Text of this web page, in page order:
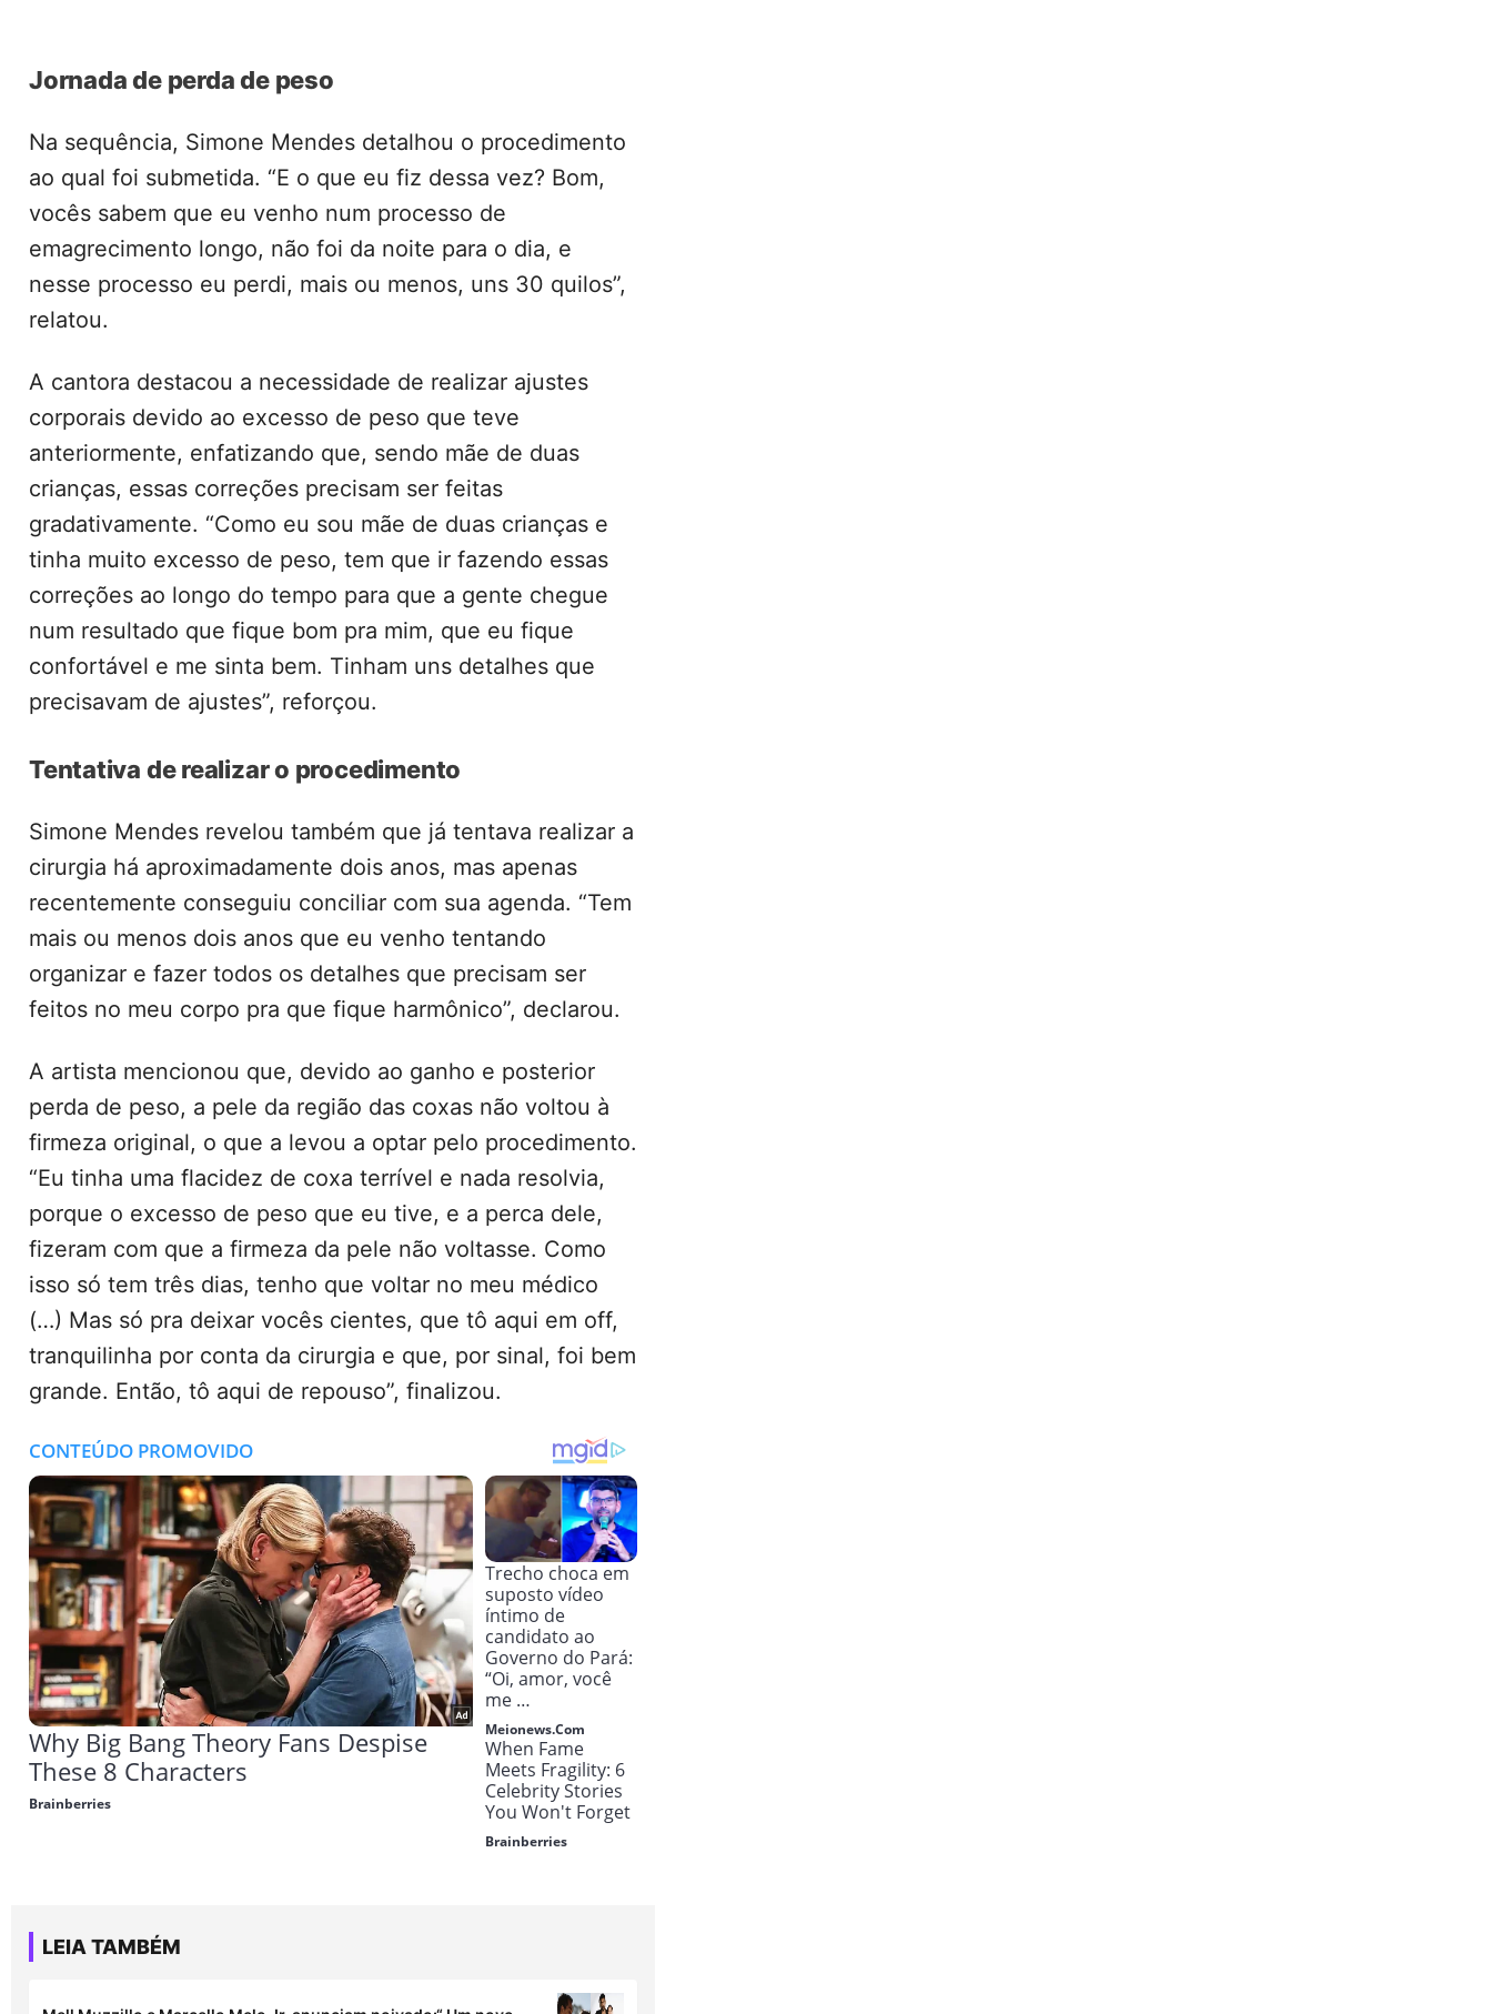
Jornada de perda de peso
Na sequência, Simone Mendes detalhou o procedimento
ao qual foi submetida. “E o que eu fiz dessa vez? Bom,
vocês sabem que eu venho num processo de
emagrecimento longo, não foi da noite para o dia, e
nesse processo eu perdi, mais ou menos, uns 30 quilos”,
relatou.
A cantora destacou a necessidade de realizar ajustes
corporais devido ao excesso de peso que teve
anteriormente, enfatizando que, sendo mãe de duas
crianças, essas correções precisam ser feitas
gradativamente. “Como eu sou mãe de duas crianças e
tinha muito excesso de peso, tem que ir fazendo essas
correções ao longo do tempo para que a gente chegue
num resultado que fique bom pra mim, que eu fique
confortável e me sinta bem. Tinham uns detalhes que
precisavam de ajustes”, reforçou.
Tentativa de realizar o procedimento
Simone Mendes revelou também que já tentava realizar a
cirurgia há aproximadamente dois anos, mas apenas
recentemente conseguiu conciliar com sua agenda. “Tem
mais ou menos dois anos que eu venho tentando
organizar e fazer todos os detalhes que precisam ser
feitos no meu corpo pra que fique harmônico”, declarou.
A artista mencionou que, devido ao ganho e posterior
perda de peso, a pele da região das coxas não voltou à
firmeza original, o que a levou a optar pelo procedimento.
“Eu tinha uma flacidez de coxa terrível e nada resolvia,
porque o excesso de peso que eu tive, e a perca dele,
fizeram com que a firmeza da pele não voltasse. Como
isso só tem três dias, tenho que voltar no meu médico
(…) Mas só pra deixar vocês cientes, que tô aqui em off,
tranquilinha por conta da cirurgia e que, por sinal, foi bem
grande. Então, tô aqui de repouso”, finalizou.
LEIA TAMBÉM